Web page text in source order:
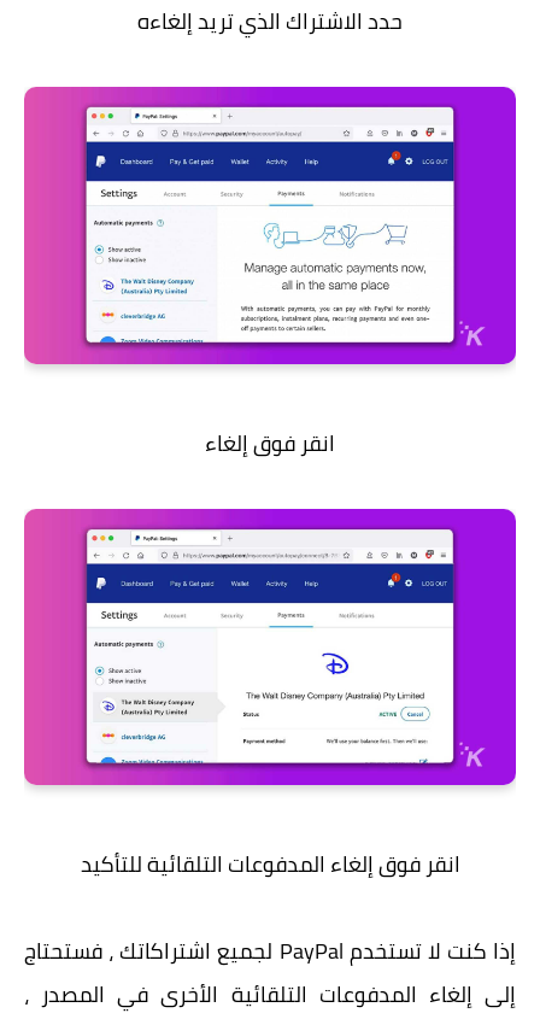
حدد الاشتراك الذي تريد إلغاءه
انقر فوق إلغاء
انقر فوق إلغاء المدفوعات التلقائية للتأكيد
إذا كنت لا تستخدم PayPal لجميع اشتراكاتك ، فستحتاج
إلى إلغاء المدفوعات التلقائية الأخرى في المصدر ،